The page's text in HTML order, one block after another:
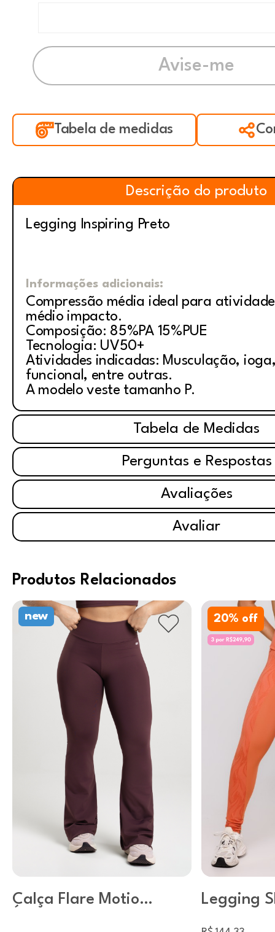
Tabela de medidas
Descrição do produto
Legging Inspiring Preto
Informações adicionais:
Compressão média ideal para
médio impacto.
Composição: 85%PA 15%PUE
Tecnologia: UV50+
Atividades indicadas: Musculação,
funcional, entre outras.
A modelo veste tamanho P.
Tabela de Medidas
Perguntas e Respostas
Avaliações
Avaliar
Produtos Relacionados
new
Calça Flare Motion
20% off
Legging